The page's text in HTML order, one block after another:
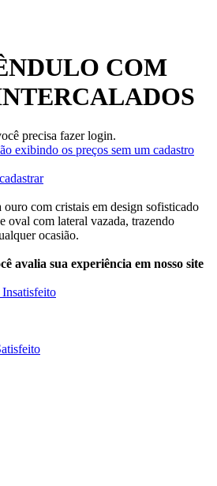
COM
precisa fazer login.
exibindo os preços sem um cadastro
com cristais em design sofisticado
oval com lateral vazada, trazendo
ocasião.
avalia sua experiência em nosso site